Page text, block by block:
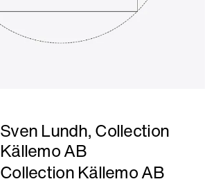
Sven Lundh, Collection
Källemo AB
Collection Källemo AB